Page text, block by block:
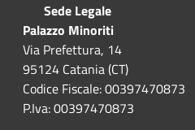
Sede Legale
Palazzo Minoriti
Via Prefettura, 14
95124 Catania (CT)
Codice Fiscale: 00397470873
P.Iva: 00397470873